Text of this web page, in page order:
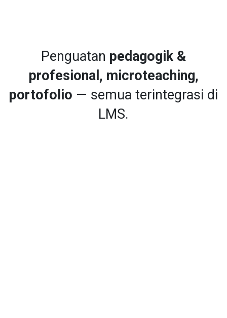
Penguatan pedagogik &
profesional, microteaching,
portofolio — semua terintegrasi di
LMS.